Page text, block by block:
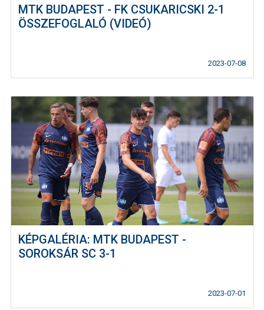
MTK BUDAPEST - FK CSUKARICSKI 2-1
ÖSSZEFOGLALÓ (VIDEÓ)
2023-07-08
KÉPGALÉRIA: MTK BUDAPEST -
SOROKSÁR SC 3-1
2023-07-01